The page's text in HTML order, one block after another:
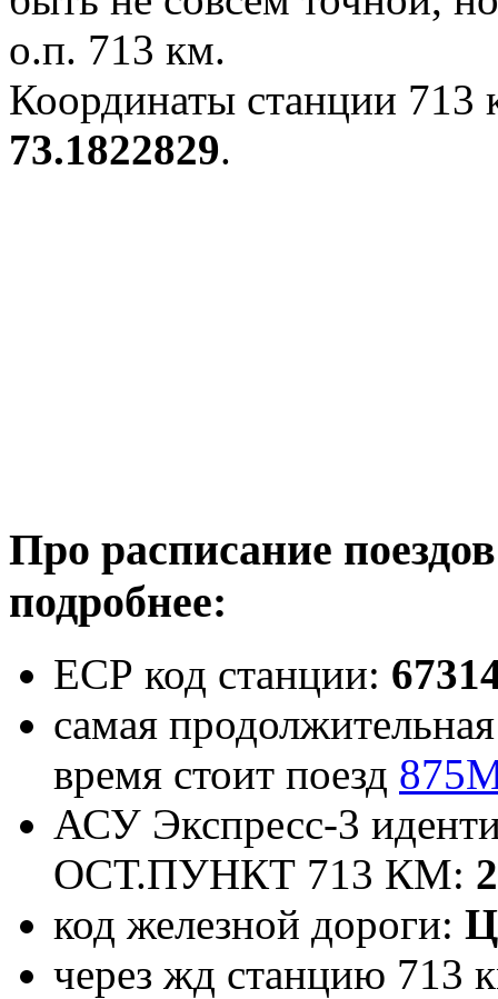
о.п. 713 км.
Координаты станции 713
73.1822829.
Про расписание
подробнее:
ЕСР код станции:
самая
время стоит поезд
АСУ Экспресс-3
ОСТ.ПУНКТ 713 КМ:
код железной дороги:
через жд станцию 713